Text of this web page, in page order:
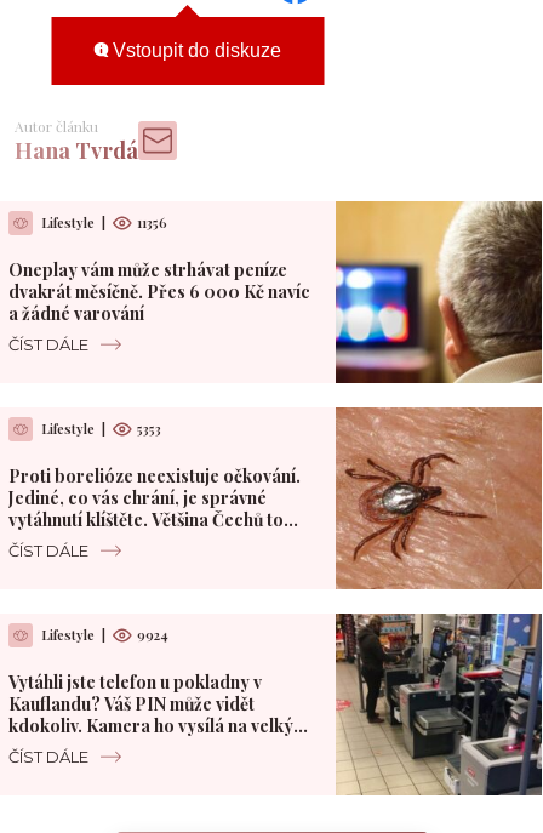
Vstoupit do diskuze
Autor článku
Hana Tvrdá
Lifestyle 11356
Oneplay vám může strhávat peníze
dvakrát měsíčně. Přes 6 000 Kč navíc
a žádné varování
ČÍST DÁLE
Lifestyle 5353
Proti borelióze neexistuje očkování.
Jediné, co vás chrání, je správné
vytáhnutí klíštěte. Většina Čechů to
dělá špatně
ČÍST DÁLE
Lifestyle 9924
Vytáhli jste telefon u pokladny v
Kauflandu? Váš PIN může vidět
kdokoliv. Kamera ho vysílá na velký
monitor
ČÍST DÁLE